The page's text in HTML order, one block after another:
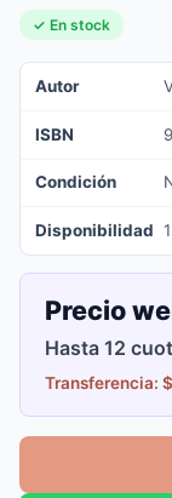
✓ En stock
Autor
ISBN
Condición
Disponibilidad
Precio
Hasta 12
Transferencia: